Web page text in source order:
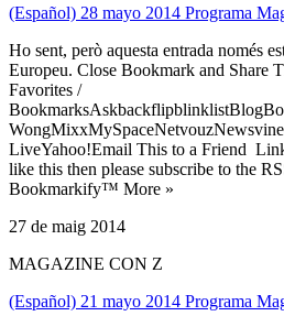
(Español) 28 mayo 2014 Programa
Ho sent, però aquesta entrada només
Europeu. Close Bookmark and Share
Favorites /
LiveYahoo!Email This to a Friend
like this then please subscribe to the
Bookmarkify™ More »
27 de maig 2014
MAGAZINE CON Z
(Español) 21 mayo 2014 Programa